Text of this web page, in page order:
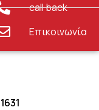
call back
Επικοινωνία